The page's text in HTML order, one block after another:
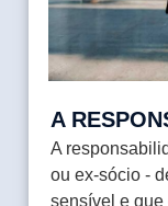
A
A
ou ex-sócio -
sensível e que